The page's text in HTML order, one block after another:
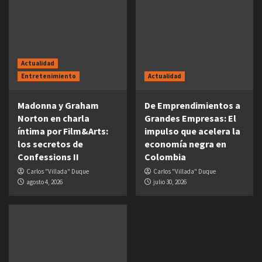
Actualidad
Entretenimiento
Madonna y Graham
Norton en charla
íntima por Film&Arts:
los secretos de
Confessions II
Carlos "Villada" Duque
agosto 4, 2026
Actualidad
De Emprendimientos a
Grandes Empresas: El
impulso que acelera la
economía negra en
Colombia
Carlos "Villada" Duque
julio 30, 2026